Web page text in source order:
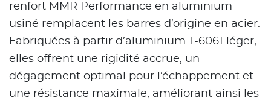
renfort MMR Performance en aluminium
usiné remplacent les barres d’origine en acier.
Fabriquées à partir d’aluminium T-6061 léger,
elles offrent une rigidité accrue, un
dégagement optimal pour l’échappement et
une résistance maximale, améliorant ainsi les